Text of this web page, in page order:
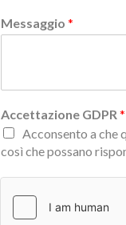
Messaggio *
Accettazione GDPR *
Acconsento a che
così che possano